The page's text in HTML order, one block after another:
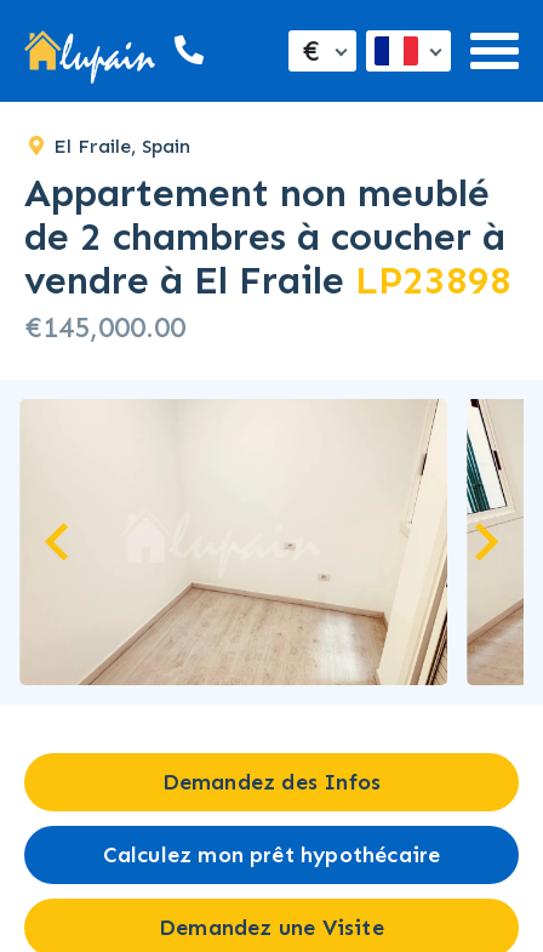
€
El Fraile, Spain
Appartement non meublé
de 2 chambres à coucher à
vendre à El Fraile LP23898
€145,000.00
SOLD
Demandez des Infos
Calculez mon prêt hypothécaire
Demandez une Visite